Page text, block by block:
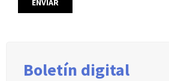
Boletín digital